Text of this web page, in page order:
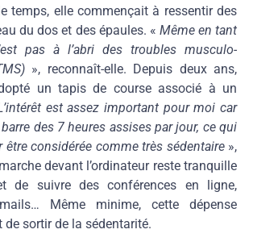
temps, elle commençait à ressentir des
du dos et des épaules. « Même en tant
pas à l’abri des troubles musculo-
», reconnaît-elle. Depuis deux ans,
un tapis de course associé à un
est assez important pour moi car
des 7 heures assises par jour, ce qui
considérée comme très sédentaire»,
devant l’ordinateur reste tranquille
de suivre des conférences en ligne,
Même minime, cette dépense
de sortir de la sédentarité.